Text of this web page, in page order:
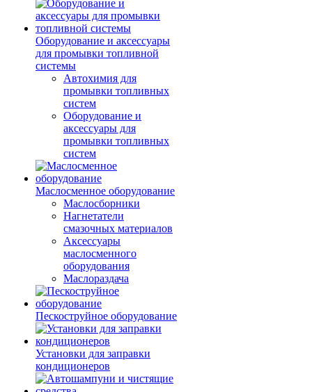
Оборудование и аксессуары
для промывки топливной
системы
Автохимия для
промывки топливных
систем
Оборудование и
аксессуары для
промывки топливных
систем
Маслосменное оборудование
Маслосборники
Нагнетатели
смазочных материалов
Аксессуары
маслосменного
оборудования
Маслораздача
Пескоструйное оборудование
Установки для заправки
кондиционеров